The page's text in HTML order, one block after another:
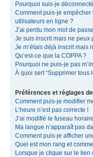
Pourquoi suis-je
Comment puis-je empêcher
utilisateurs en ligne ?
J’ai perdu mon mot de
Je suis inscrit mais ne peux
Je m’étais déjà inscrit mais
Qu’est-ce que la COPPA ?
Pourquoi ne puis-je pas
À quoi sert “Supprimer tous
Préférences et réglages
Comment puis-je modifier
L’heure n’est pas correcte !
J’ai modifié le fuseau
Ma langue n’apparaît pas
Comment puis-je afficher
Quel est mon rang et
Lorsque je clique sur le lien